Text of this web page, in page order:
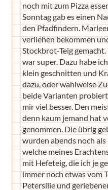
noch mit zum Pizza
Sonntag gab es einen
den Pfadfindern.
verliehen bekommen
Stockbrot-Teig
war super. Dazu habe
klein geschnitten und
dazu, oder wahlweise
beide Varianten
mir viel besser. Den
denn kaum jemand hat
genommen. Die übrig
wurden abends noch
welche meines
mit Hefeteig, die ich je
immer noch etwas vom
Petersilie und